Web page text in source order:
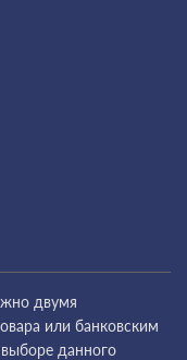
двумя
или банковским
данного